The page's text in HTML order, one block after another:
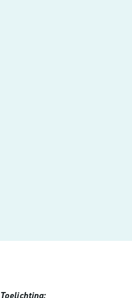
Toelichting: